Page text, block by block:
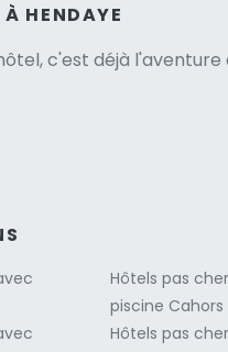
HENDAYE
c'est déjà l'aventure
Hôtels pas
piscine Cahors
Hôtels pas